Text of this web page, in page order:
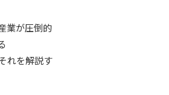
業が圧倒的
れを解説す